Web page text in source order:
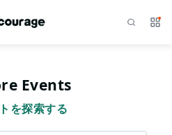
サ
Events
を探索する